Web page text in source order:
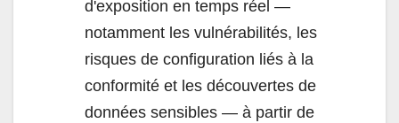
d'exposition en temps réel —
notamment les vulnérabilités, les
risques de configuration liés à la
conformité et les découvertes de
données sensibles — à partir de